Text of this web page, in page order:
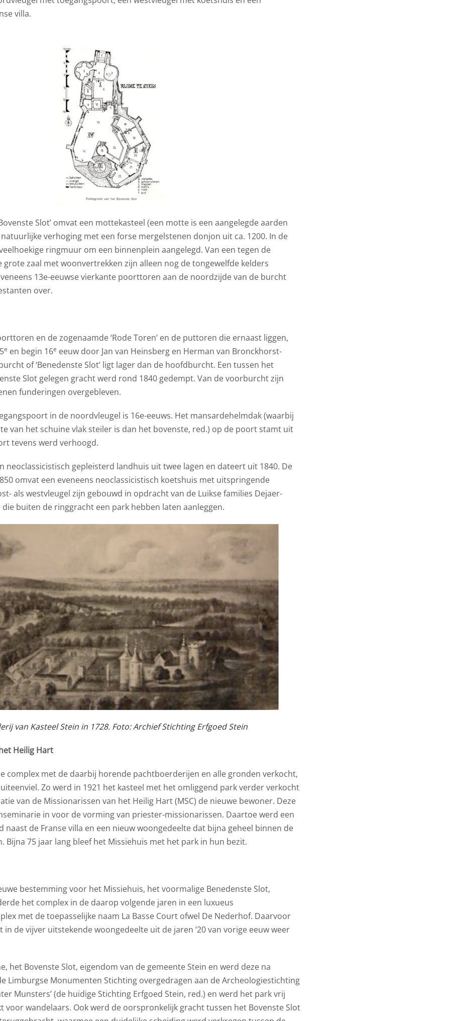
villa.
Slot’ omvat een mottekasteel (een motte is een aangelegde aarden
verhoging met een forse mergelstenen donjon uit ca. 1200. In de
ringmuur om een binnenplein aangelegd. Van een tegen de
zaal met woonvertrekken zijn alleen nog de tongewelfde kelders
13e-eeuwse vierkante poorttoren aan de noordzijde van de burcht
over.
en de zogenaamde ‘Rode Toren’ en de puttoren die ernaast liggen,
e en begin 16e eeuw door Jan van Heinsberg en Herman van Bronckhorst-
of ‘Benedenste Slot’ ligt lager dan de hoofdburcht. Een tussen het
Slot gelegen gracht werd rond 1840 gedempt. Van de voorburcht zijn
funderingen overgebleven.
in de noordvleugel is 16e-eeuws. Het mansardehelmdak (waarbij
van het schuine vlak steiler is dan het bovenste, red.) op de poort stamt uit
tevens werd verhoogd.
neoclassicistisch gepleisterd landhuis uit twee lagen en dateert uit 1840. De
omvat een eveneens neoclassicistisch koetshuis met uitspringende
als westvleugel zijn gebouwd in opdracht van de Luikse families Dejaer-
buiten de ringgracht een park hebben laten aanleggen.
van Kasteel Stein in 1728. Foto: Archief Stichting Erfgoed Stein
Heilig Hart
complex met de daarbij horende pachtboerderijen en alle gronden verkocht,
Zo werd in 1921 het kasteel met het omliggend park verder verkocht
van de Missionarissen van het Heilig Hart (MSC) de nieuwe bewoner. Deze
in voor de vorming van priester-missionarissen. Daartoe werd een
naast de Franse villa en een nieuw woongedeelte dat bijna geheel binnen de
Bijna 75 jaar lang bleef het Missiehuis met het park in hun bezit.
bestemming voor het Missiehuis, het voormalige Benedenste Slot,
het complex in de daarop volgende jaren in een luxueus
met de toepasselijke naam La Basse Court ofwel De Nederhof. Daarvoor
in de vijver uitstekende woongedeelte uit de jaren ‘20 van vorige eeuw weer
het Bovenste Slot, eigendom van de gemeente Stein en werd deze na
Limburgse Monumenten Stichting overgedragen aan de Archeologiestichting
Munsters’ (de huidige Stichting Erfgoed Stein, red.) en werd het park vrij
voor wandelaars. Ook werd de oorspronkelijk gracht tussen het Bovenste Slot